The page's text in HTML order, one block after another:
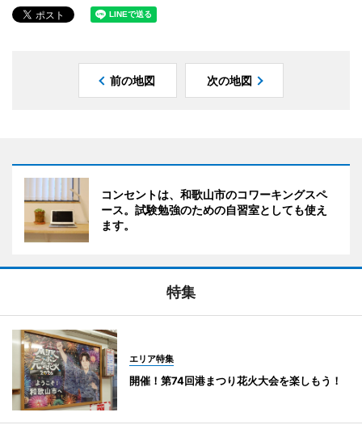
前の地図 次の地図
コンセントは、和歌山市のコワーキングスペ
ース。試験勉強のための自習室としても使え
ます。
特集
エリア特集
開催！第74回港まつり花火大会を楽しもう！